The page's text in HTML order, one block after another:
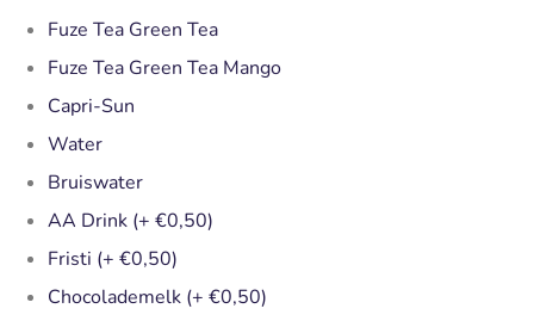
Fuze Tea Green Tea
Fuze Tea Green Tea Mango
Capri-Sun
Water
Bruiswater
AA Drink (+ €0,50)
Fristi (+ €0,50)
Chocolademelk (+ €0,50)